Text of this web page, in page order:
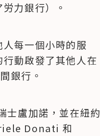
力銀行）。
每一個小時的服
動啟發了其他人在
銀行。
盧加諾，並在紐約
Donati 和